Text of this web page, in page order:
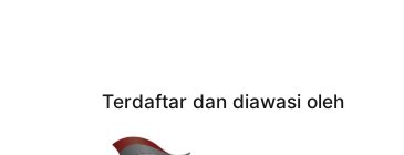
Terdaftar dan diawasi oleh